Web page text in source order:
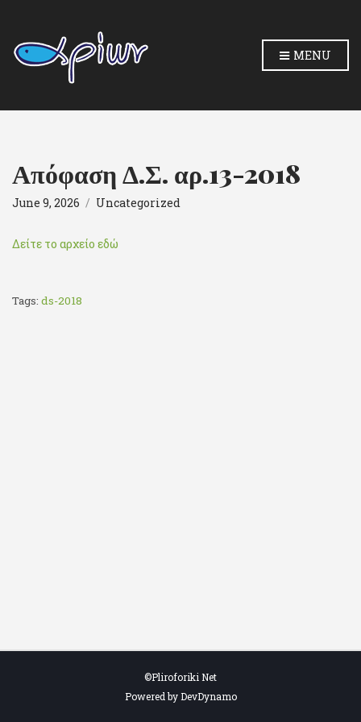
MENU
Απόφαση Δ.Σ. αρ.13-2018
June 9, 2026 Uncategorized
Δείτε το αρχείο εδώ
Tags: ds-2018
©Pliroforiki Net
Powered by DevDynamo